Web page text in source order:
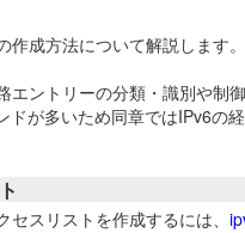
作成方法について解説します。
エントリーの分類・識別や制
ドが多いため同章ではIPv6の
スリストを作成するには、